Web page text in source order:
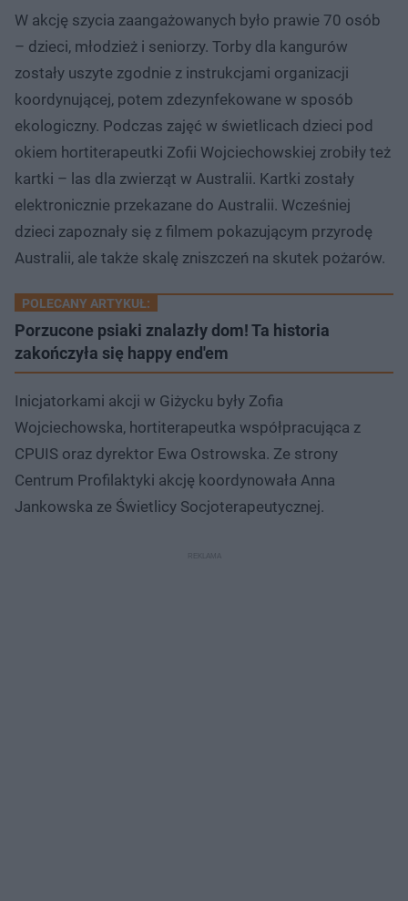
W akcję szycia zaangażowanych było prawie 70 osób
– dzieci, młodzież i seniorzy. Torby dla kangurów
zostały uszyte zgodnie z instrukcjami organizacji
koordynującej, potem zdezynfekowane w sposób
ekologiczny. Podczas zajęć w świetlicach dzieci pod
okiem hortiterapeutki Zofii Wojciechowskiej zrobiły też
kartki – las dla zwierząt w Australii. Kartki zostały
elektronicznie przekazane do Australii. Wcześniej
dzieci zapoznały się z filmem pokazującym przyrodę
Australii, ale także skalę zniszczeń na skutek pożarów.
POLECANY ARTYKUŁ:
Porzucone psiaki znalazły dom! Ta historia
zakończyła się happy end'em
Inicjatorkami akcji w Giżycku były Zofia
Wojciechowska, hortiterapeutka współpracująca z
CPUIS oraz dyrektor Ewa Ostrowska. Ze strony
Centrum Profilaktyki akcję koordynowała Anna
Jankowska ze Świetlicy Socjoterapeutycznej.